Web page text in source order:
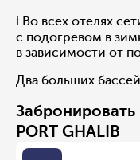
ℹ Во всех отелях
с подогревом в
в зависимости от
Два больших
Забронировать
PORT GHALIB